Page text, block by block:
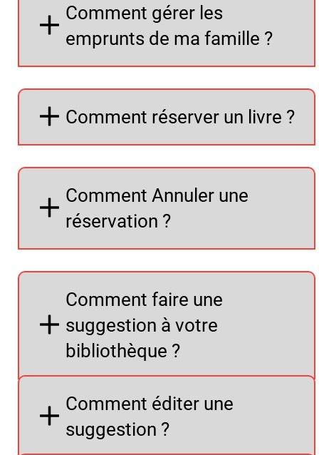
Comment gérer les
emprunts de ma famille ?
Comment réserver un livre ?
Comment Annuler une
réservation ?
Comment faire une
suggestion à votre
bibliothèque ?
Comment éditer une
suggestion ?